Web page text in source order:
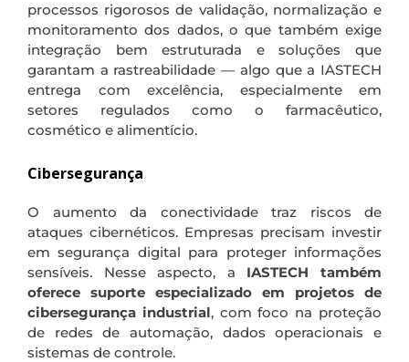
processos rigorosos de validação, normalização e
monitoramento dos dados, o que também exige
integração bem estruturada e soluções que
garantam a rastreabilidade — algo que a IASTECH
entrega com excelência, especialmente em
setores regulados como o farmacêutico,
cosmético e alimentício.
Cibersegurança
O aumento da conectividade traz riscos de
ataques cibernéticos. Empresas precisam investir
em segurança digital para proteger informações
sensíveis. Nesse aspecto, a IASTECH também
oferece suporte especializado em projetos de
cibersegurança industrial, com foco na proteção
de redes de automação, dados operacionais e
sistemas de controle.